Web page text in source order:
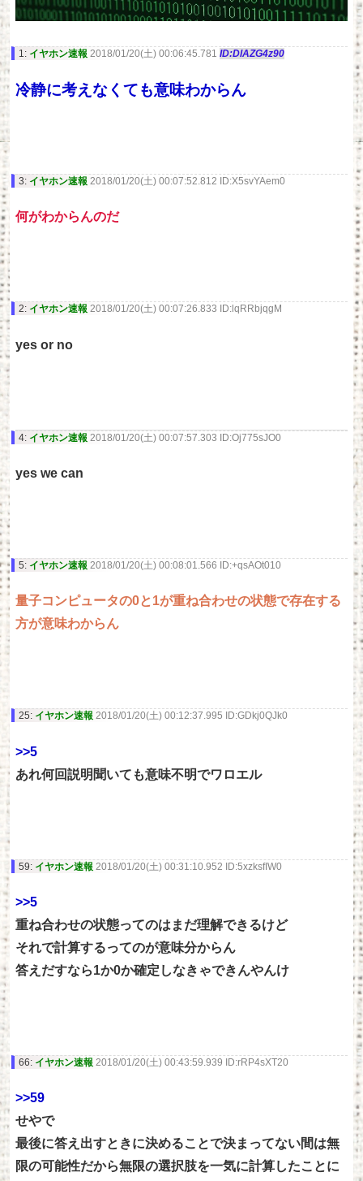
1: イヤホン速報 2018/01/20(土) 00:06:45.781 ID:DlAZG4z90
冷静に考えなくても意味わからん
3: イヤホン速報 2018/01/20(土) 00:07:52.812 ID:X5svYAem0
何がわからんのだ
2: イヤホン速報 2018/01/20(土) 00:07:26.833 ID:lqRRbjqgM
yes or no
4: イヤホン速報 2018/01/20(土) 00:07:57.303 ID:Oj775sJO0
yes we can
5: イヤホン速報 2018/01/20(土) 00:08:01.566 ID:+qsAOt010
量子コンピュータの0と1が重ね合わせの状態で存在する
方が意味わからん
25: イヤホン速報 2018/01/20(土) 00:12:37.995 ID:GDkj0QJk0
>>5
あれ何回説明聞いても意味不明でワロエル
59: イヤホン速報 2018/01/20(土) 00:31:10.952 ID:5xzksfIW0
>>5
重ね合わせの状態ってのはまだ理解できるけど
それで計算するってのが意味分からん
答えだすなら1か0か確定しなきゃできんやんけ
66: イヤホン速報 2018/01/20(土) 00:43:59.939 ID:rRP4sXT20
>>59
せやで
最後に答え出すときに決めることで決まってない間は無
限の可能性だから無限の選択肢を一気に計算したことに